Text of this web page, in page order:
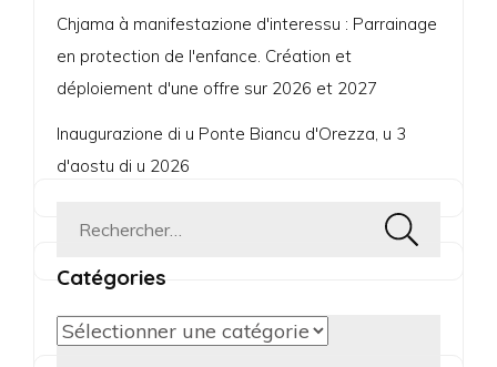
Chjama à manifestazione d'interessu : Parrainage
en protection de l'enfance. Création et
déploiement d'une offre sur 2026 et 2027
Inaugurazione di u Ponte Biancu d'Orezza, u 3
d'aostu di u 2026
Rechercher :
Catégories
Catégories